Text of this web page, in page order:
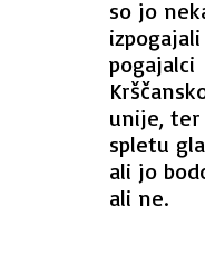
so jo
pogajalci
unije, ter
spletu
ali jo
ali ne.